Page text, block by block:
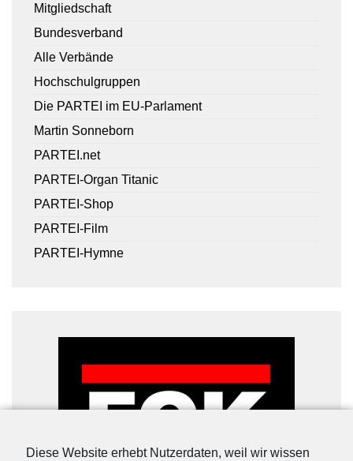
Diese Website erhebt Nutzerdaten, weil wir wissen
Mitgliedschaft
Bundesverband
Alle Verbände
Hochschulgruppen
Die PARTEI im EU-Parlament
Martin Sonneborn
PARTEI.net
PARTEI-Organ Titanic
PARTEI-Shop
PARTEI-Film
PARTEI-Hymne